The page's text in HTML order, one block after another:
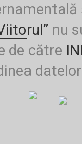
nu
de către